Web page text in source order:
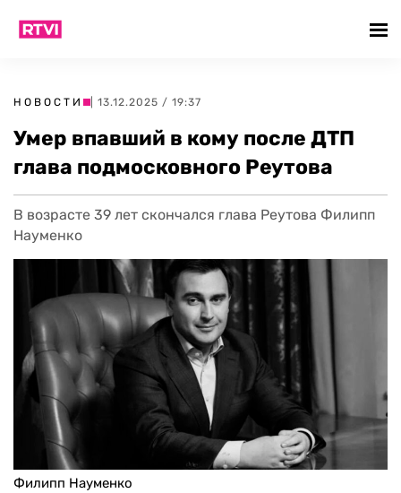
НОВОСТИ | 13.12.2025 / 19:37
Умер впавший в кому после ДТП
глава подмосковного Реутова
В возрасте 39 лет скончался глава Реутова Филипп
Науменко
Филипп Науменко